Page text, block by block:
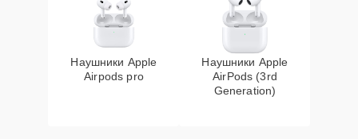
Наушники Apple
Airpods pro
Наушники Apple
AirPods (3rd
Generation)